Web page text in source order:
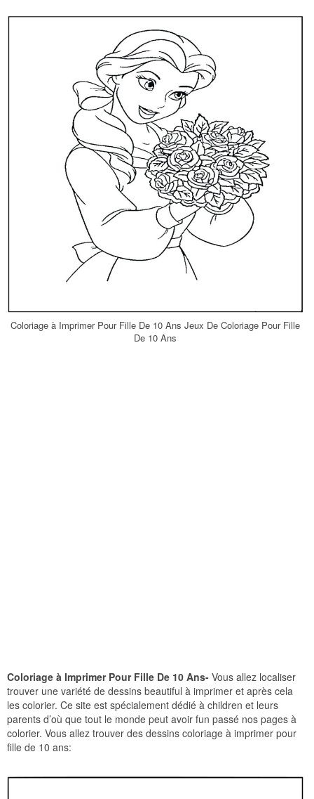
Coloriage à Imprimer Pour Fille De 10 Ans Jeux De Coloriage Pour Fille
De 10 Ans
Coloriage à Imprimer Pour Fille De 10 Ans- Vous allez localiser
trouver une variété de dessins beautiful à imprimer et après cela
les colorier. Ce site est spécialement dédié à children et leurs
parents d’où que tout le monde peut avoir fun passé nos pages à
colorier. Vous allez trouver des dessins coloriage à imprimer pour
fille de 10 ans: